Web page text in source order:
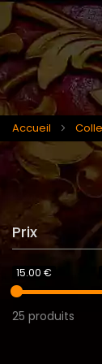
Accueil
Prix
15.00 €
25 produits